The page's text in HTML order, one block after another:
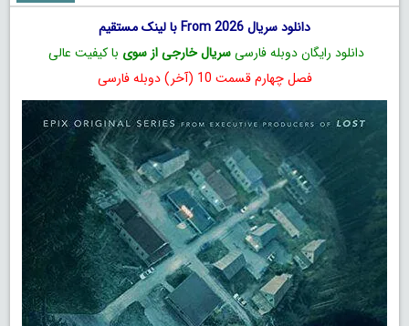
دانلود سریال From 2026 با لینک مستقیم
دانلود رایگان دوبله فارسیسریال خارجی از سوی با کیفیت عالی
فصل چهارم قسمت 10 (آخر) دوبله فارسی